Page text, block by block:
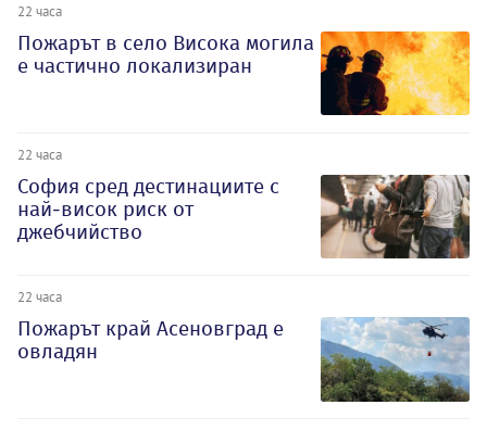
22 часа
Пожарът в село Висока могила
е частично локализиран
22 часа
София сред дестинациите с
най-висок риск от
джебчийство
22 часа
Пожарът край Асеновград е
овладян